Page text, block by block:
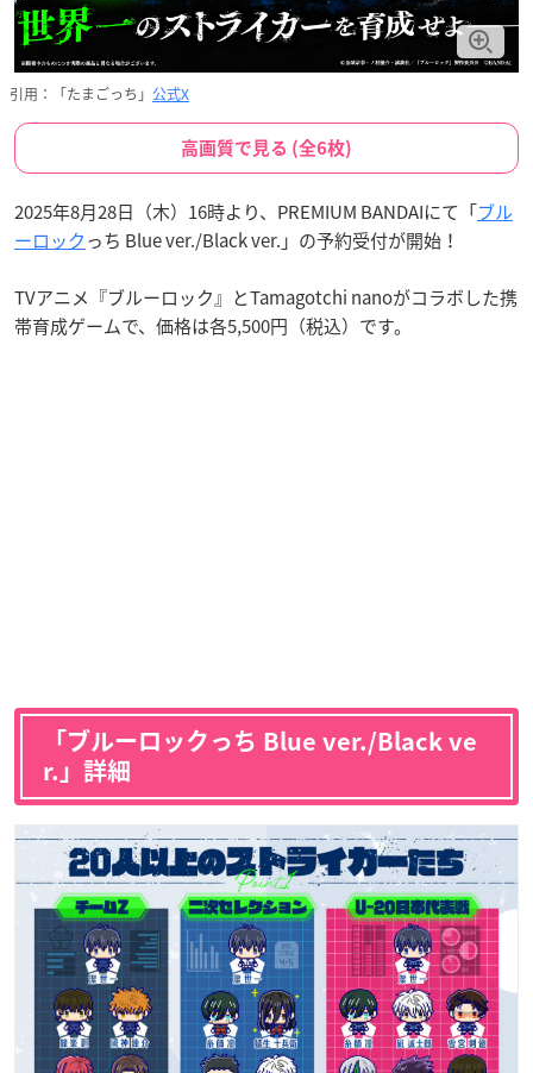
引用：「たまごっち」 公式X
高画質で見る (全6枚)
2025年8月28日（木）16時より、PREMIUM BANDAIにて「ブル
ーロックっち Blue ver./Black ver.」の予約受付が開始！
TVアニメ『ブルーロック』とTamagotchi nanoがコラボした携
帯育成ゲームで、価格は各5,500円（税込）です。
「ブルーロックっち Blue ver./Black ve
r.」詳細